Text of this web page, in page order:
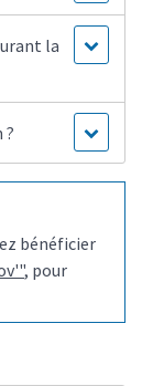
la
?
bénéficier
, pour